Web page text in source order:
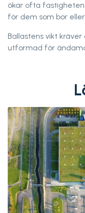
ökar ofta
för dem som bor
Ballastens vikt
utformad för